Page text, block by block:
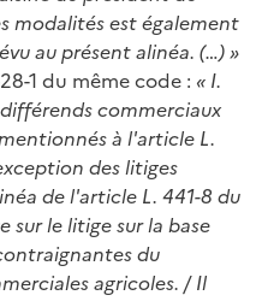
modalités est également
au présent alinéa. (…) »
1 du même code : « I.
commerciaux
à l'article L.
des litiges
de l'article L. 441-8 du
le litige sur la base
du
agricoles. / Il